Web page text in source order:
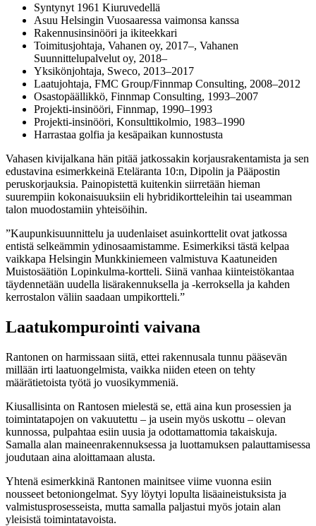
Syntynyt 1961 Kiuruvedellä
Asuu Helsingin Vuosaaressa vaimonsa kanssa
Rakennusinsinööri ja ikiteekkari
Toimitusjohtaja, Vahanen oy, 2017–, Vahanen
Suunnittelupalvelut oy, 2018–
Yksikönjohtaja, Sweco, 2013–2017
Laatujohtaja, FMC Group/Finnmap Consulting, 2008–2012
Osastopäällikkö, Finnmap Consulting, 1993–2007
Projekti-insinööri, Finnmap, 1990–1993
Projekti-insinööri, Konsulttikolmio, 1983–1990
Harrastaa golfia ja kesäpaikan kunnostusta
Vahasen kivijalkana hän pitää jatkossakin korjausrakentamista ja sen
edustavina esimerkkeinä Eteläranta 10:n, Dipolin ja Pääpostin
peruskorjauksia. Painopistettä kuitenkin siirretään hieman
suurempiin kokonaisuuksiin eli hybridikortteleihin tai useamman
talon muodostamiin yhteisöihin.
”Kaupunkisuunnittelu ja uudenlaiset asuinkorttelit ovat jatkossa
entistä selkeämmin ydinosaamistamme. Esimerkiksi tästä kelpaa
vaikkapa Helsingin Munkkiniemeen valmistuva Kaatuneiden
Muistosäätiön Lopinkulma-kortteli. Siinä vanhaa kiinteistökantaa
täydennetään uudella lisärakennuksella ja -kerroksella ja kahden
kerrostalon väliin saadaan umpikortteli.”
Laatukompurointi vaivana
Rantonen on harmissaan siitä, ettei rakennusala tunnu pääsevän
millään irti laatuongelmista, vaikka niiden eteen on tehty
määrätietoista työtä jo vuosikymmeniä.
Kiusallisinta on Rantosen mielestä se, että aina kun prosessien ja
toimintatapojen on vakuutettu – ja usein myös uskottu – olevan
kunnossa, pulpahtaa esiin uusia ja odottamattomia takaiskuja.
Samalla alan maineenrakennuksessa ja luottamuksen palauttamisessa
joudutaan aina aloittamaan alusta.
Yhtenä esimerkkinä Rantonen mainitsee viime vuonna esiin
nousseet betoniongelmat. Syy löytyi lopulta lisäaineistuksista ja
valmistusprosesseista, mutta samalla paljastui myös jotain alan
yleisistä toimintatavoista.